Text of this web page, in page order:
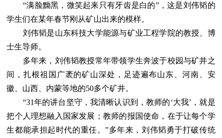
“满脸黝黑，微笑起来只有牙齿是白的”，这是刘伟韬的
学生们在某年春节刚从矿山出来的模样。
刘伟韬是山东科技大学能源与矿业工程学院的教授、博
士生导师。
多年来，刘伟韬教授常年带领学生奔波于校园与矿井之
间，扎根祖国广袤的矿山深处，足迹遍布山东、河南、安
徽、山西、内蒙等地的50多个矿井。
“31年的讲台坚守，我清晰认识到，教师的‘大我’，就是
把个人理想融入国家发展；教师的报国使命，在于让每个学
生都能承担起时代的重任。”多年来，刘伟韬勇于打破传统